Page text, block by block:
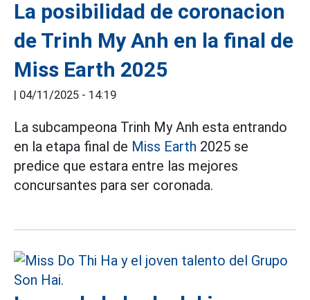
La posibilidad de coronacion
de Trinh My Anh en la final de
Miss Earth 2025
04/11/2025 - 14:19
La subcampeona Trinh My Anh esta entrando
en la etapa final de Miss Earth 2025 se
predice que estara entre las mejores
concursantes para ser coronada.